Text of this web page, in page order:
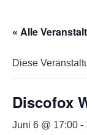
« Alle
Diese
Discofox
Juni 6 @ 17:00 -